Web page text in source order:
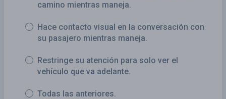
camino mientras maneja.
Hace contacto visual en la conversación con
su pasajero mientras maneja.
Restringe su atención para solo ver el
vehículo que va adelante.
Todas las anteriores.